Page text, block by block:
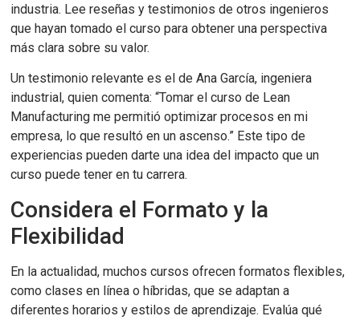
industria. Lee reseñas y testimonios de otros ingenieros
que hayan tomado el curso para obtener una perspectiva
más clara sobre su valor.
Un testimonio relevante es el de Ana García, ingeniera
industrial, quien comenta: “Tomar el curso de Lean
Manufacturing me permitió optimizar procesos en mi
empresa, lo que resultó en un ascenso.” Este tipo de
experiencias pueden darte una idea del impacto que un
curso puede tener en tu carrera.
Considera el Formato y la
Flexibilidad
En la actualidad, muchos cursos ofrecen formatos flexibles,
como clases en línea o híbridas, que se adaptan a
diferentes horarios y estilos de aprendizaje. Evalúa qué